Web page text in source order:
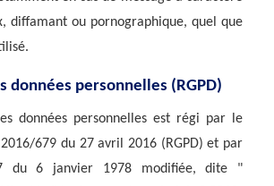
diffamant ou pornographique, quel que
données personnelles (RGPD)
données personnelles est régi par le
679 du 27 avril 2016 (RGPD) et par
du 6 janvier 1978 modifiée, dite "